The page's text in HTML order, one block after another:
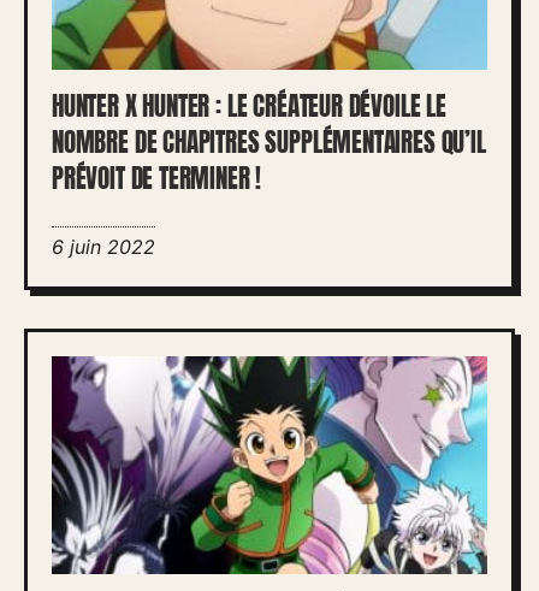
HUNTER X HUNTER : LE CRÉATEUR DÉVOILE LE
NOMBRE DE CHAPITRES SUPPLÉMENTAIRES QU’IL
PRÉVOIT DE TERMINER !
6 juin 2022